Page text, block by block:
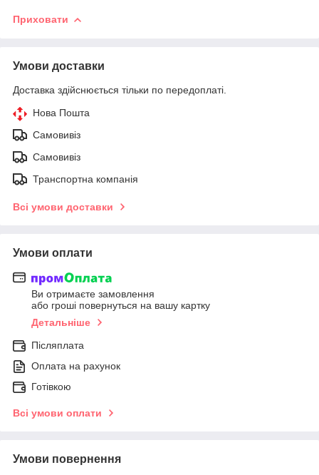
Приховати
Умови доставки
Доставка здійснюється тільки по передоплаті.
Нова Пошта
Самовивіз
Самовивіз
Транспортна компанія
Всі умови доставки
Умови оплати
Ви отримаєте замовлення
або гроші повернуться на вашу картку
Детальніше
Післяплата
Оплата на рахунок
Готівкою
Всі умови оплати
Умови повернення